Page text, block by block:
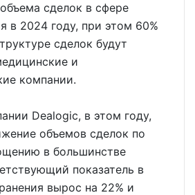
сделок в сфере
в 2024 году, при этом 60%
сделок будут
и
компании.
Dealogic, в этом году,
объемов сделок по
в большинстве
показатель в
вырос на 22% и